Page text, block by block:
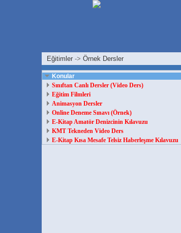
Eğitimler -> Örnek Dersler
Konular
Sınıftan Canlı Dersler (Video Ders)
Eğitim Filmleri
Animasyon Dersler
Online Deneme Sınavı (Örnek)
E-Kitap Amatör Denizcinin Kılavuzu
KMT Tekneden Video Ders
E-Kitap Kısa Mesafe Telsiz Haberleşme Kılavuzu